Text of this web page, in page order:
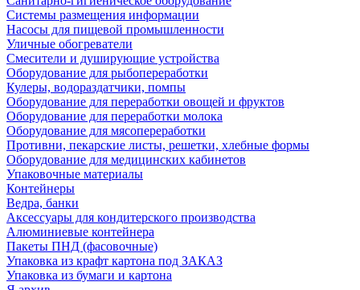
Системы размещения информации
Насосы для пищевой промышленности
Уличные обогреватели
Смесители и душирующие устройства
Оборудование для рыбопереработки
Кулеры, водораздатчики, помпы
Оборудование для переработки овощей и фруктов
Оборудование для переработки молока
Оборудование для мясопереработки
Противни, пекарские листы, решетки, хлебные формы
Оборудование для медицинских кабинетов
Упаковочные материалы
Контейнеры
Ведра, банки
Аксессуары для кондитерского производства
Алюминиевые контейнера
Пакеты ПНД (фасовочные)
Упаковка из крафт картона под ЗАКАЗ
Упаковка из бумаги и картона